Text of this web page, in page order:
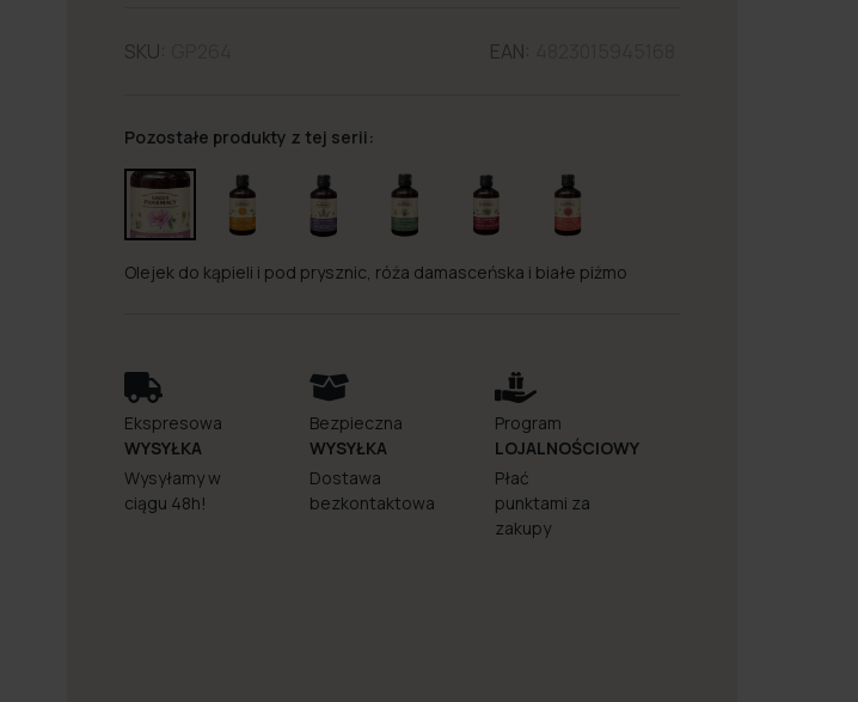
SKU: EAN:
Pozostałe produkty z tej serii:
Olejek do kąpieli i pod prysznic, róża damasceńska i białe piżmo
Ekspresowa
WYSYŁKA
Wysyłamy w
ciągu 48h!
Bezpieczna
WYSYŁKA
Dostawa
bezkontaktowa
Program
LOJALNOŚCIOWY
Płać
punktami za
zakupy